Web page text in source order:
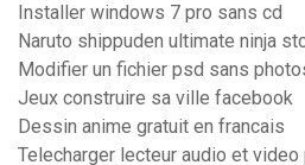
Installer windows 7 pro sans cd
Naruto shippuden ultimate ninja
Modifier un fichier psd sans
Jeux construire sa ville facebook
Dessin anime gratuit en francais
Telecharger lecteur audio et video